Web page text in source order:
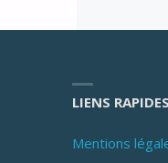
LIENS RAPIDES
Mentions